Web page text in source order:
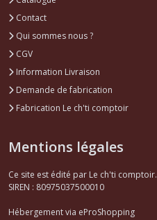
Contact
Qui sommes nous ?
CGV
Information Livraison
Demande de fabrication
Fabrication Le ch'ti comptoir
Mentions légales
Ce site est édité par Le ch'ti comptoir.
SIREN : 80975037500010
Hébergement via eProShopping